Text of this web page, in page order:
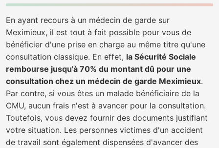
En ayant recours à un médecin de garde sur
Meximieux, il est tout à fait possible pour vous de
bénéficier d'une prise en charge au même titre qu'une
consultation classique. En effet, la Sécurité Sociale
rembourse jusqu'à 70% du montant dû pour une
consultation chez un médecin de garde Meximieux.
Par contre, si vous êtes un malade bénéficiaire de la
CMU, aucun frais n'est à avancer pour la consultation.
Toutefois, vous devez fournir des documents justifiant
votre situation. Les personnes victimes d'un accident
de travail sont également dispensées d'avancer des